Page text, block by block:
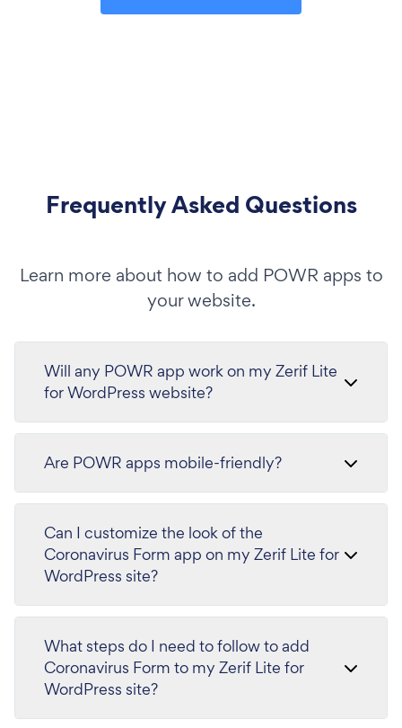
Frequently Asked Questions
Learn more about how to add POWR apps to
your website.
Will any POWR app work on my Zerif Lite
for WordPress website?
Are POWR apps mobile-friendly?
Can I customize the look of the
Coronavirus Form app on my Zerif Lite for
WordPress site?
What steps do I need to follow to add
Coronavirus Form to my Zerif Lite for
WordPress site?